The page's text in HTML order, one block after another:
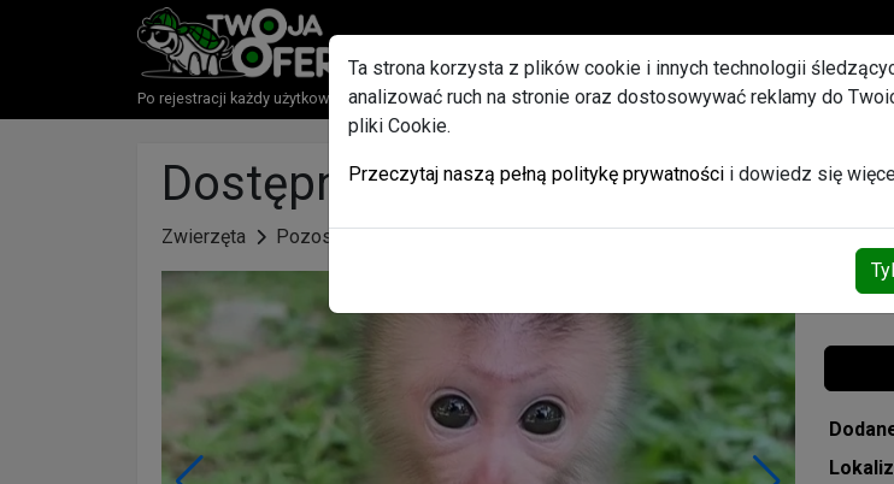
Po rejestracji każdy użytkownik otrzyma w Gratisie pakiet ogłoszeń Promowanych
Dostępne samce i samice
Zwierzęta Pozostałe zwierzęta
Ta strona korzysta z plików cookie i innych technologii
analizować ruch na stronie oraz dostosowywać reklamy do
pliki Cookie.
Przeczytaj naszą pełną politykę prywatności i dowiedz się